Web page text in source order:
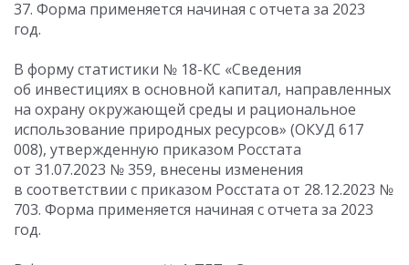
37. Форма применяется начиная с отчета за 2023
год.
В форму статистики № 18-КС «Сведения
об инвестициях в основной капитал, направленных
на охрану окружающей среды и рациональное
использование природных ресурсов» (ОКУД 617
008), утвержденную приказом Росстата
от 31.07.2023 № 359, внесены изменения
в соответствии с приказом Росстата от 28.12.2023 №
703. Форма применяется начиная с отчета за 2023
год.